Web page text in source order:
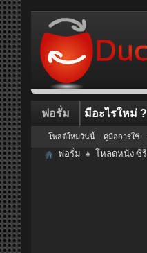
ฟอรั่ม
โพสต์ใหม่วันนี้ คู่มือการใช้
มีอะไรใหม่ ?
ฟอรั่ม โหลดหนัง ซี